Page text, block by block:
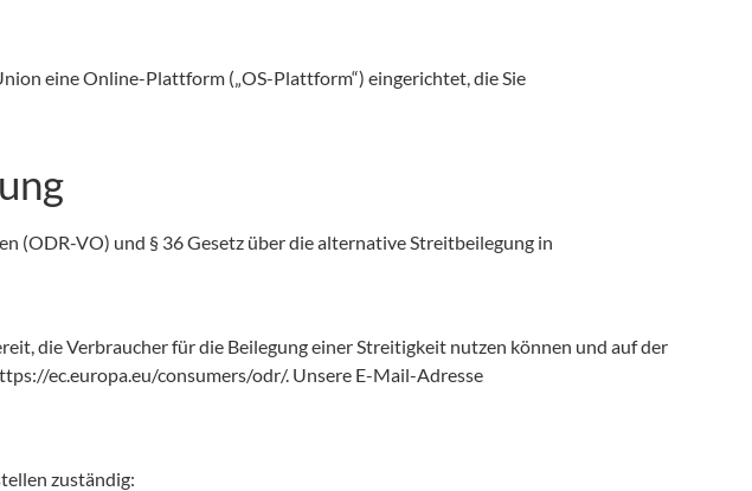
eine Online-Plattform („OS-Plattform“) eingerichtet, die Sie
(ODR-VO) und § 36 Gesetz über die alternative Streitbeilegung in
die Verbraucher für die Beilegung einer Streitigkeit nutzen können und auf der
ec.europa.eu/consumers/odr/. Unsere E-Mail-Adresse
zuständig: